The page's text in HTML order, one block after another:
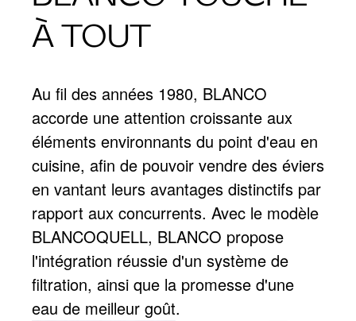
À TOUT
Au fil des années 1980, BLANCO
accorde une attention croissante aux
éléments environnants du point d'eau en
cuisine, afin de pouvoir vendre des éviers
en vantant leurs avantages distinctifs par
rapport aux concurrents. Avec le modèle
BLANCOQUELL, BLANCO propose
l'intégration réussie d'un système de
filtration, ainsi que la promesse d'une
eau de meilleur goût.